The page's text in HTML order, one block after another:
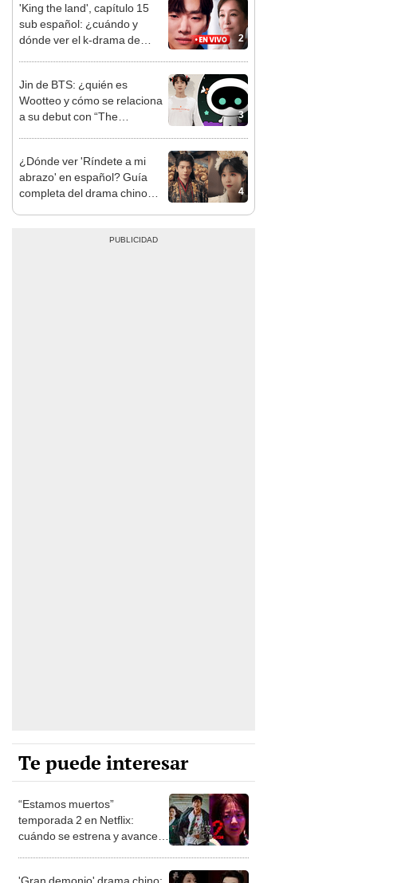
2
'King the land', capítulo 15
sub español: ¿cuándo y
dónde ver el k-drama de
3
Jin de BTS: ¿quién es
Wootteo y cómo se relaciona
a su debut con “The
4
¿Dónde ver 'Ríndete a mi
abrazo' en español? Guía
completa del drama chino
Te puede interesar
“Estamos muertos”
temporada 2 en Netflix:
cuándo se estrena y avances
'Gran demonio' drama chino: